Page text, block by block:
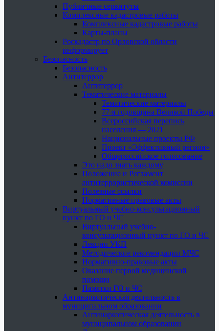
Публичные сервитуты
Комплексные кадастровые работы
Комплексные кадастровые работы
Карты-планы
Роскадастр по Орловской области
информирует
Безопасность
Безопасность
Антитеррор
Антитеррор
Тематические материалы
Тематические материалы
77-я годовщина Великой Победы
Всероссийская перепись
населения — 2021
Национальные проекты РФ
Проект «Эффективный регион»
Общероссийское голосование
Это надо знать каждому
Положение и Регламент
антитеррористической комиссии
Полезные ссылки
Нормативные правовые акты
Виртуальный учебно-консультационный
пункт по ГО и ЧС
Виртуальный учебно-
консультационный пункт по ГО и ЧС
Лекции УКП
Методические рекомендации МЧС
Нормативно-правовые акты
Оказание первой медицинской
помощи
Памятки ГО и ЧС
Антинаркотическая деятельность в
муниципальном образовании
Антинаркотическая деятельность в
муниципальном образовании